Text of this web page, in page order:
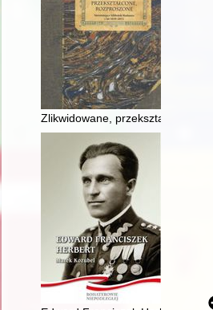
Zlikwidowane, przekształcone,